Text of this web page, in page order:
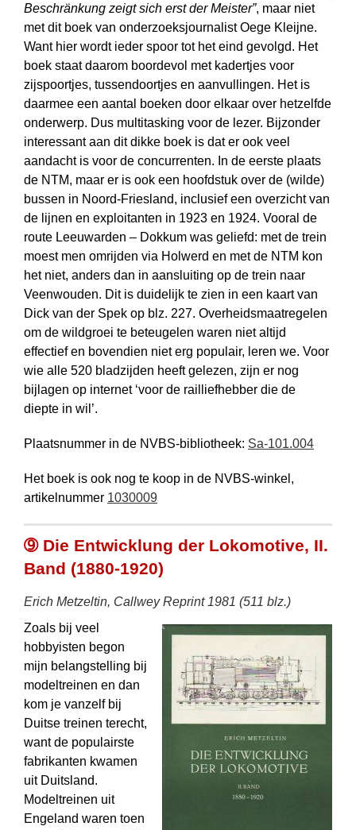
Beschränkung zeigt sich erst der Meister”, maar niet
met dit boek van onderzoeksjournalist Oege Kleijne.
Want hier wordt ieder spoor tot het eind gevolgd. Het
boek staat daarom boordevol met kadertjes voor
zijspoortjes, tussen­doortjes en aanvullingen. Het is
daarmee een aantal boeken door elkaar over hetzelfde
onderwerp. Dus multi­tasking voor de lezer. Bijzonder
interessant aan dit dikke boek is dat er ook veel
aandacht is voor de concurrenten. In de eerste plaats
de NTM, maar er is ook een hoofdstuk over de (wilde)
bussen in Noord-Friesland, inclusief een overzicht van
de lijnen en exploitanten in 1923 en 1924. Vooral de
route Leeuwarden – Dokkum was geliefd: met de trein
moest men omrijden via Holwerd en met de NTM kon
het niet, anders dan in aansluiting op de trein naar
Veenwouden. Dit is duidelijk te zien in een kaart van
Dick van der Spek op blz. 227. Overheidsmaatregelen
om de wildgroei te beteugelen waren niet altijd
effectief en bovendien niet erg populair, leren we. Voor
wie alle 520 bladzijden heeft gelezen, zijn er nog
bijlagen op internet ‘voor de railliefhebber die de
diepte in wil’.
Plaatsnummer in de NVBS-bibliotheek: Sa-101.004
Het boek is ook nog te koop in de NVBS-winkel,
artikelnummer 1030009
➈ Die Entwicklung der Lokomotive, II.
Band (1880-1920)
Erich Metzeltin, Callwey Reprint 1981 (511 blz.)
Zoals bij veel
hobbyisten begon
mijn belangstelling bij
modeltreinen en dan
kom je vanzelf bij
Duitse treinen terecht,
want de populairste
fabrikanten kwamen
uit Duitsland.
Modeltreinen uit
Engeland waren toen